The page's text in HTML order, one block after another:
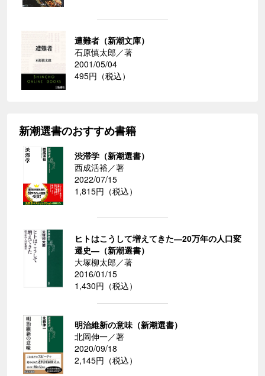
遭難者（新潮文庫）
石原慎太郎／著
2001/05/04
495円（税込）
新潮選書のおすすめ書籍
渋滞学（新潮選書）
西成活裕／著
2022/07/15
1,815円（税込）
ヒトはこうして増えてきた―20万年の人口変
遷史―（新潮選書）
大塚柳太郎／著
2016/01/15
1,430円（税込）
明治維新の意味（新潮選書）
北岡伸一／著
2020/09/18
2,145円（税込）